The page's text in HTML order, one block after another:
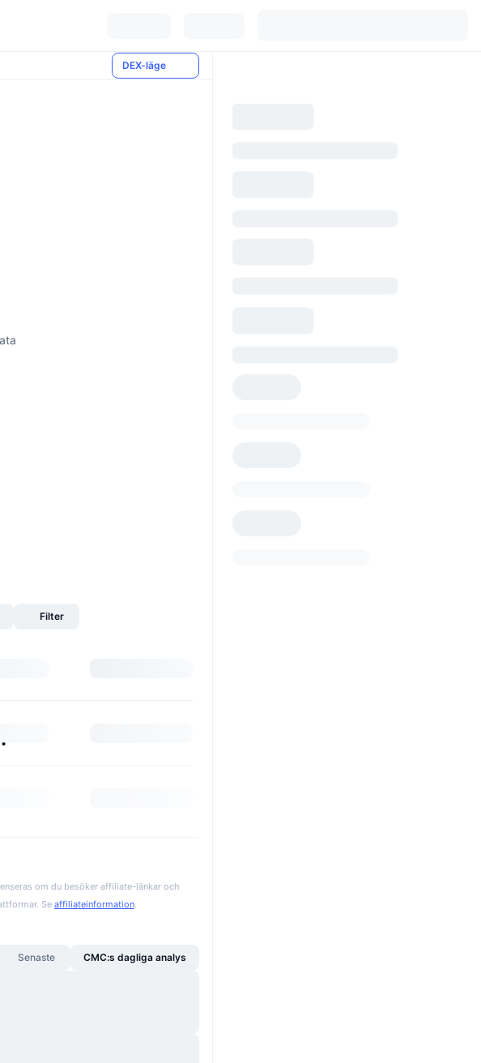
DEX-läge
Filter
om du besöker affiliate-länkar och
Se affiliateinformation.
Senaste CMC:s dagliga analys